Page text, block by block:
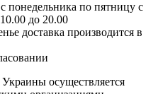
понедельника по пятницу с
до 20.00
доставка производится в
осуществляется